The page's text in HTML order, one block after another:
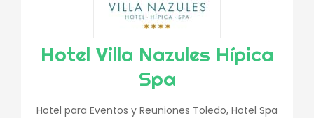
Hotel Villa Nazules Hípica
Spa
Hotel para Eventos y Reuniones Toledo, Hotel Spa